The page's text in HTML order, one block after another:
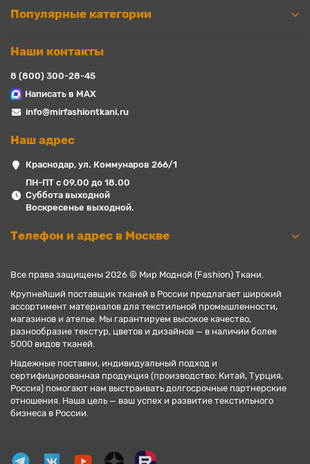
Популярные категории
Наши контакты
8 (800) 300-28-45
Написать в MAX
info@mirfashiontkani.ru
Наш адрес
Краснодар, ул. Коммунаров 266/1
ПН-ПТ с 09.00 до 18.00
Суббота выходной
Воскресенье выходной.
Телефон и адрес в Москве
Все права защищены 2026 © Мир Модной (Fashion) Ткани.
Крупнейший поставщик тканей в России предлагает широкий
ассортимент материалов для текстильной промышленности,
магазинов и ателье. Мы гарантируем высокое качество,
разнообразие текстур, цветов и дизайнов — в наличии более
5000 видов тканей.
Надежные поставки, индивидуальный подход и
сертифицированная продукция (производство: Китай, Турция,
Россия) помогают нам выстраивать долгосрочные партнерские
отношения. Наша цель — ваш успех и развитие текстильного
бизнеса в России.